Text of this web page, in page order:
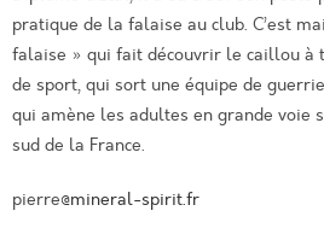
pratique de la falaise au club. C’est
falaise » qui fait découvrir le caillou à
de sport, qui sort une équipe de
qui amène les adultes en grande voie
sud de la France.
pierre@mineral-spirit.fr